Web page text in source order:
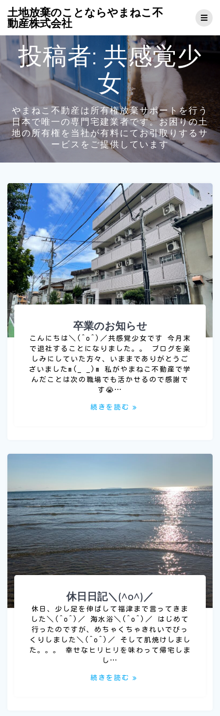
ン
ン
ツ
へ
ス
キ
ッ
プ
土地放棄のことならやまねこ不
動産株式会社
投稿者:共感覚少
女
やまねこ不動産は所有権放棄サポートを行う
日本で唯一の専門宅建業者です。お困りの土
地の所有権を当社が有料にてお引取りするサ
ービスをご提供しています
卒業のお知らせ
こんにちは＼(^o^)／共感覚少女です 今月末
で退社することになりました。。 ブログを楽
しみにしていた方々、いままでありがとうご
ざいましたm(_ _)m 私がやまねこ不動産で学
んだことは次の職場でも活かせるので感謝で
す😭…
続きを読む
休日日記＼(^o^)／
休日、少し足を伸ばして福津まで言ってきま
した＼(^o^)／ 海水浴＼(^o^)／ はじめて
行ったのですが、めちゃくちゃきれいでびっ
くりしました＼(^o^)／ そして肌焼けしまし
た。。。 幸せなヒリヒリを味わって帰宅しま
し…
続きを読む